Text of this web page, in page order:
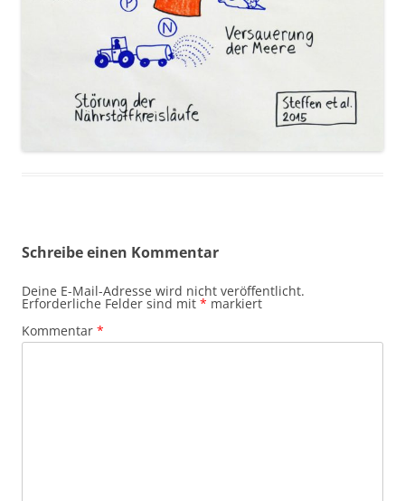
Schreibe einen Kommentar
Deine E-Mail-Adresse wird nicht veröffentlicht.
Erforderliche Felder sind mit * markiert
Kommentar *